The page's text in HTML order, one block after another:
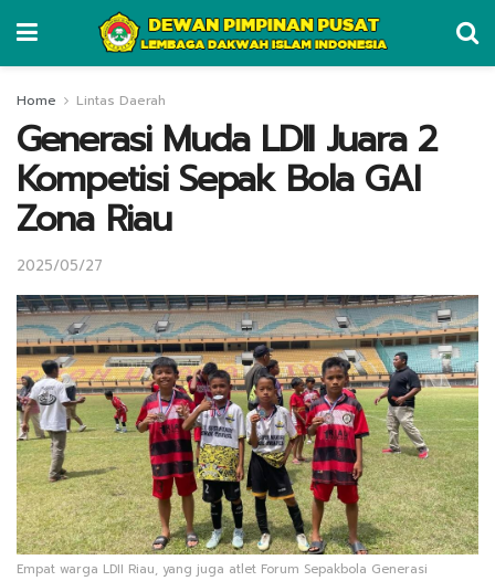
Home Lintas Daerah
Generasi Muda LDII Juara 2
Kompetisi Sepak Bola GAI
Zona Riau
2025/05/27
Empat warga LDII Riau, yang juga atlet Forum Sepakbola Generasi